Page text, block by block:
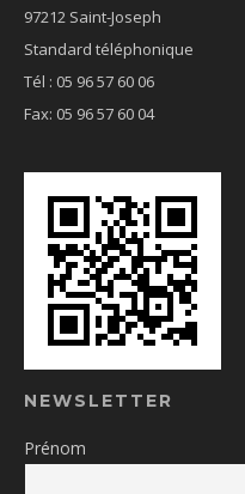
97212 Saint-Joseph
Standard téléphonique
Tél : 05 96 57 60 06
Fax: 05 96 57 60 04
NEWSLETTER
Prénom